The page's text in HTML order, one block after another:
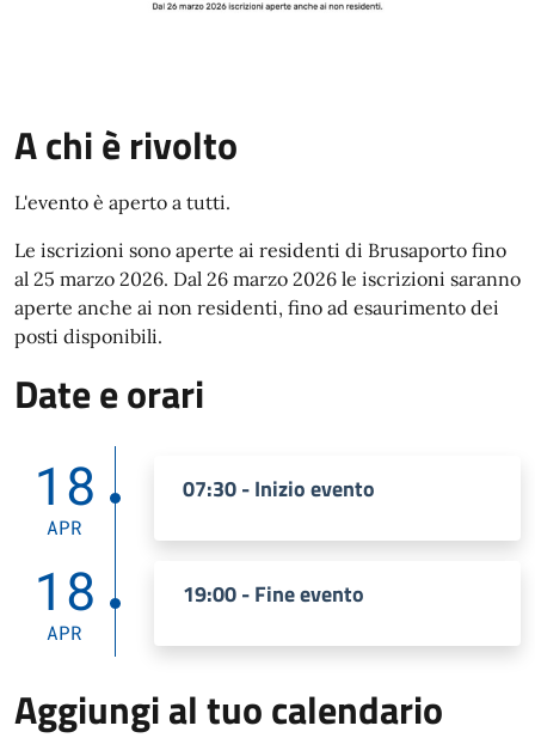
A chi è rivolto
L'evento è aperto a tutti.
Le iscrizioni sono aperte ai residenti di Brusaporto fino
al 25 marzo 2026. Dal 26 marzo 2026 le iscrizioni saranno
aperte anche ai non residenti, fino ad esaurimento dei
posti disponibili.
Date e orari
18
APR
07:30 - Inizio evento
18
APR
19:00 - Fine evento
Aggiungi al tuo calendario